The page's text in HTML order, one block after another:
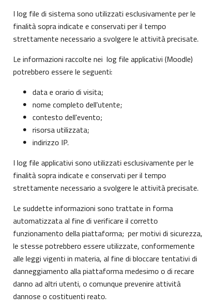
I log file di sistema sono utilizzati esclusivamente per le
finalità sopra indicate e conservati per il tempo
strettamente necessario a svolgere le attività precisate.
Le informazioni raccolte nei log file applicativi (Moodle)
potrebbero essere le seguenti:
data e orario di visita;
nome completo dell'utente;
contesto dell'evento;
risorsa utilizzata;
indirizzo IP.
I log file applicativi sono utilizzati esclusivamente per le
finalità sopra indicate e conservati per il tempo
strettamente necessario a svolgere le attività precisate.
Le suddette informazioni sono trattate in forma
automatizzata al fine di verificare il corretto
funzionamento della piattaforma; per motivi di sicurezza,
le stesse potrebbero essere utilizzate, conformemente
alle leggi vigenti in materia, al fine di bloccare tentativi di
danneggiamento alla piattaforma medesimo o di recare
danno ad altri utenti, o comunque prevenire attività
dannose o costituenti reato.